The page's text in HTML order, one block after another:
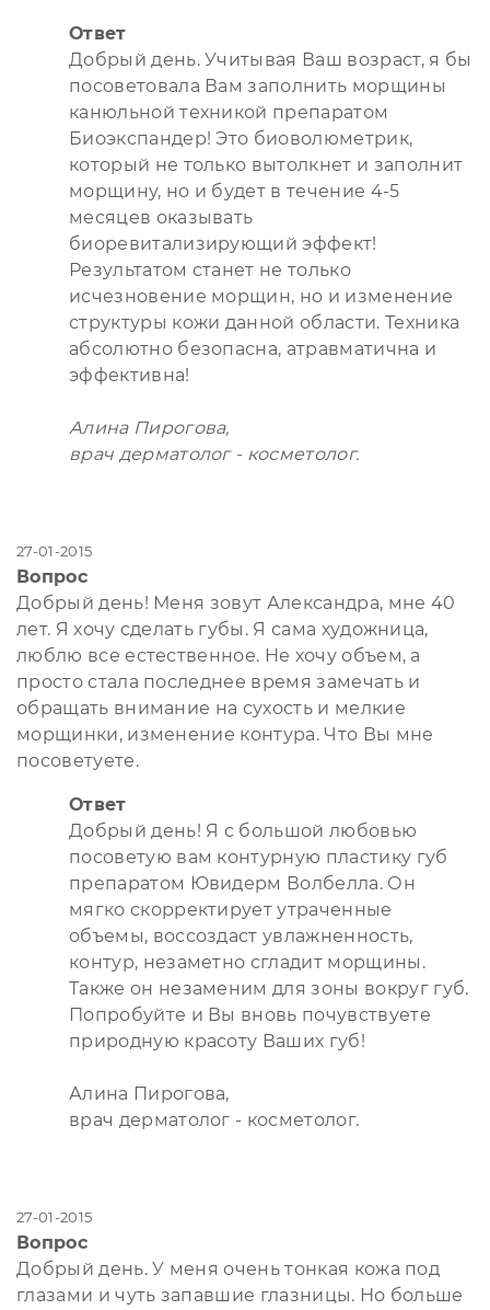
Ответ
Добрый день. Учитывая Ваш возраст, я бы
посоветовала Вам заполнить морщины
канюльной техникой препаратом
Биоэкспандер! Это биоволюметрик,
который не только вытолкнет и заполнит
морщину, но и будет в течение 4-5
месяцев оказывать
биоревитализирующий эффект!
Результатом станет не только
исчезновение морщин, но и изменение
структуры кожи данной области. Техника
абсолютно безопасна, атравматична и
эффективна!
Алина Пирогова,
врач дерматолог - косметолог.
27-01-2015
Вопрос
Добрый день! Меня зовут Александра, мне 40
лет. Я хочу сделать губы. Я сама художница,
люблю все естественное. Не хочу объем, а
просто стала последнее время замечать и
обращать внимание на сухость и мелкие
морщинки, изменение контура. Что Вы мне
посоветуете.
Ответ
Добрый день! Я с большой любовью
посоветую вам контурную пластику губ
препаратом Ювидерм Волбелла. Он
мягко скорректирует утраченные
объемы, воссоздаст увлажненность,
контур, незаметно сгладит морщины.
Также он незаменим для зоны вокруг губ.
Попробуйте и Вы вновь почувствуете
природную красоту Ваших губ!
Алина Пирогова,
врач дерматолог - косметолог.
27-01-2015
Вопрос
Добрый день. У меня очень тонкая кожа под
глазами и чуть запавшие глазницы. Но больше